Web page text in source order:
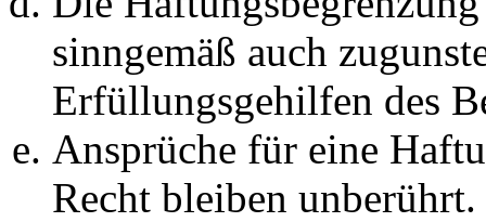
sinngemäß auch
Erfüllungsgehilfen des
Ansprüche für eine
Recht bleiben unberührt.